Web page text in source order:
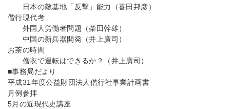
日本の敵基地「反撃」能力（喜田邦彦）
偕行現代考
外国人労働者問題（柴田幹雄）
中国の新兵器開発（井上廣司）
お茶の時間
僧衣で運転はできるか？（井上廣司）
■事務局だより
平成31年度公益財団法人偕行社事業計画書
月例参拝
5月の近現代史講座